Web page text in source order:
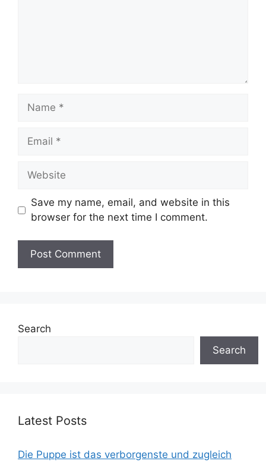
Name
Email
Website
Save my name, email, and website in this
browser for the next time I comment.
Search
Search
Latest Posts
Die Puppe ist das verborgenste und zugleich